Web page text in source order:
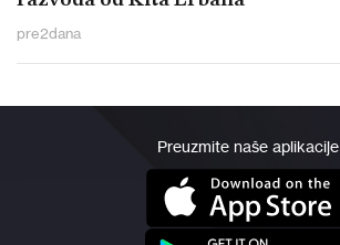
pre2dana
Preuzmite naše aplikacije